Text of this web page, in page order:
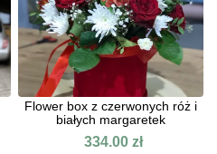
Flower box z czerwonych róż i
białych margaretek
334.00zł